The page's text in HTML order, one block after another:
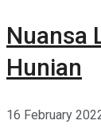
Nuansa
Hunian
16 February